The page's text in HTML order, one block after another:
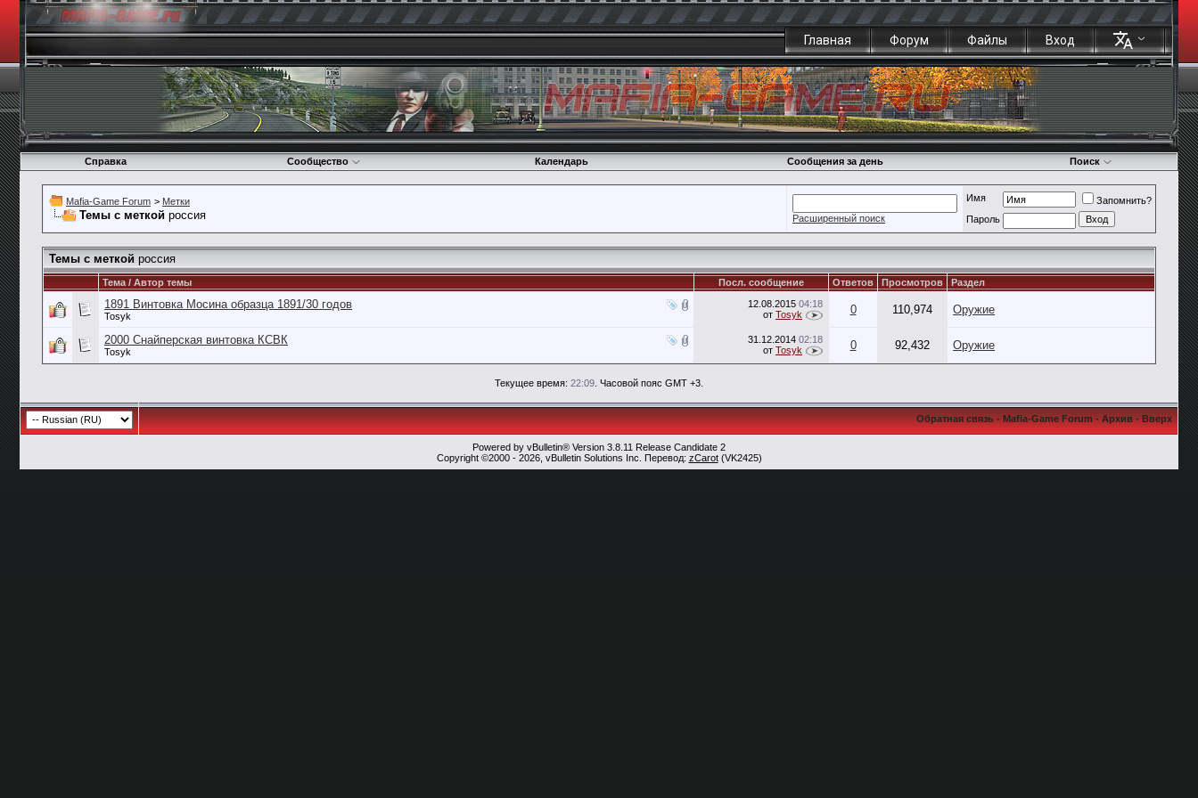
Главная Форум Файлы Вход
Справка Сообщество Календарь Сообщения за день Поиск
Mafia-Game Forum > Метки
Темы с меткой россия Расширенный поиск
Имя
Запомнить?
Пароль
Темы с меткой россия
Тема / Автор темы Посл. сообщение Ответов Просмотров Раздел
1891 Винтовка Мосина образца 1891/30 годов
Tosyk
12.08.2015 04:18
от Tosyk 0 110,974 Оружие
2000 Снайперская винтовка КСВК
Tosyk
31.12.2014 02:18
от Tosyk 0 92,432 Оружие
Текущее время: 22:09 . Часовой пояс GMT +3.
Обратная связь-Mafia-Game Forum-Архив-Вверх
Powered by vBulletin® Version 3.8.11 Release Candidate 2
Copyright ©2000 - 2026, vBulletin Solutions Inc. Перевод: zCarot(VK2425)